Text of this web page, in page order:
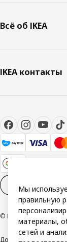
Всё об IKEA
IKEA контакты
Настройки
© Inter IKEA Systems
Доступность
Мы
правильную
материалы,
сетей и